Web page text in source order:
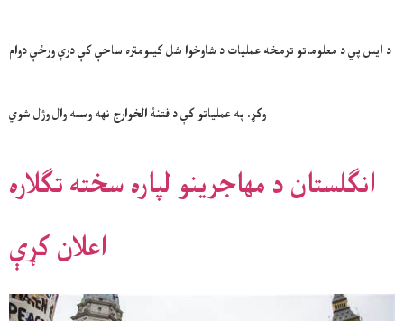
د ایس پي د معلوماتو ترمخه عملیات د شاوخوا شل کیلومتره ساحې کې درې ورځې دوام
وکړ. په عملیاتو کې د فتنۀ الخوارج نهه وسله وال وژل شوي
انګلستان د مهاجرینو لپاره سخته تګلاره
اعلان کړې